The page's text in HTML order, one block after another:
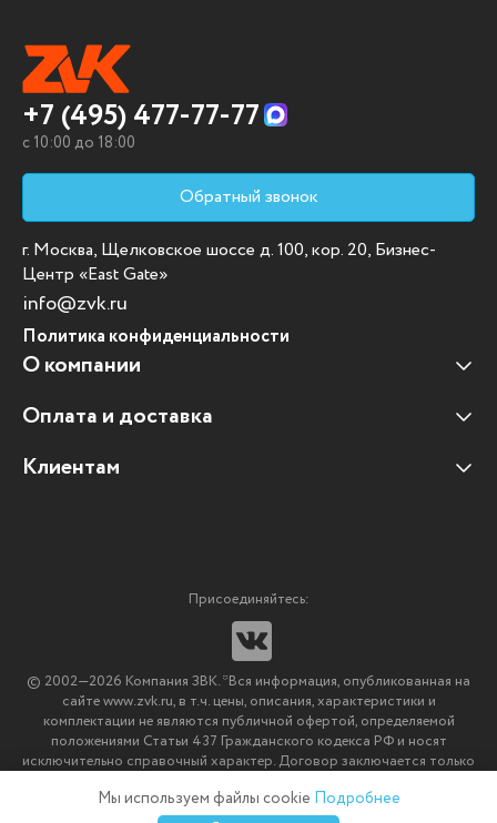
+7 (495) 477-77-77
c 10:00 до 18:00
Обратный звонок
г. Москва, Щелковское шоссе д. 100, кор. 20, Бизнес-
Центр «East Gate»
info@zvk.ru
Политика конфиденциальности
О компании
Наши клиенты
Отзывы клиентов
Оплата и доставка
Оплата и доставка
Клиентам
Мультимедийное оборудование
Импортозамещение ПО
© 2002—2026 Компания ЗВК. *Вся информация, опубликованная на
сайте www.zvk.ru, в т.ч. цены, описания, характеристики и
комплектации не являются публичной офертой, определяемой
положениями Статьи 437 Гражданского кодекса РФ и носят
исключительно справочный характер. Договор заключается только
ЗВК.
Присоединяйтесь:
0 0
Мы используем файлы cookie Подробнее